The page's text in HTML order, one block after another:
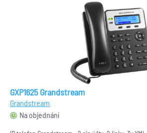
GXP1625 Grandstream
Grandstream
Na objednání